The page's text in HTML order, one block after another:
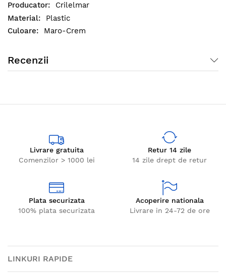
Crilelmar
Plastic
Maro-Crem
Recenzii
Livrare gratuita
Comenzilor > 1000 lei
Retur 14 zile
14 zile drept de retur
Plata securizata
100% plata securizata
Acoperire nationala
Livrare in 24-72 de ore
LINKURI RAPIDE